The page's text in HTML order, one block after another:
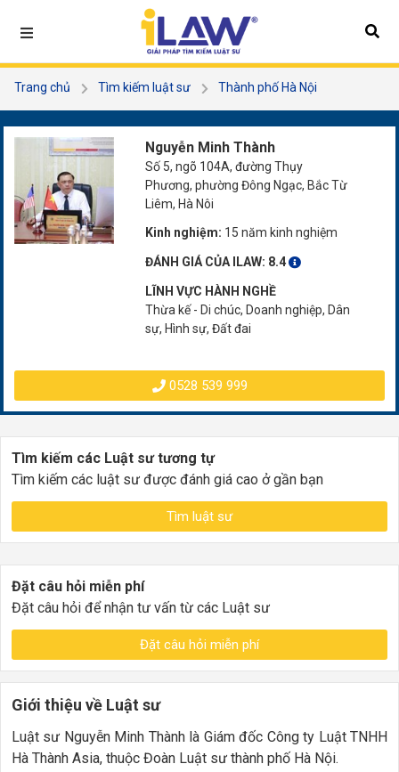
Trang chủ Tìm kiếm luật sư
Thành phố Hà Nội
Nguyễn Minh Thành
Số 5, ngõ 104A, đường Thụy
Phương, phường Đông Ngạc, Bắc Từ
Liêm, Hà Nôi
Kinh nghiệm: 15 năm kinh nghiệm
ĐÁNH GIÁ CỦA ILAW: 8.4
LĨNH VỰC HÀNH NGHỀ
Thừa kế - Di chúc, Doanh nghiệp, Dân
sự, Hình sự, Đất đai
0528 539 999
Tìm kiếm các Luật sư tương tự
Tìm kiếm các luật sư được đánh giá cao ở gần bạn
Tìm luật sư
Đặt câu hỏi miễn phí
Đặt câu hỏi để nhận tư vấn từ các Luật sư
Đặt câu hỏi miễn phí
Giới thiệu về Luật sư
Luật sư Nguyễn Minh Thành là Giám đốc Công ty Luật TNHH
Hà Thành Asia, thuộc Đoàn Luật sư thành phố Hà Nội.